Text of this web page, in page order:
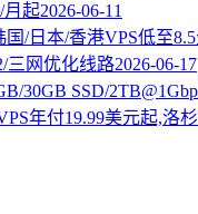
月起2026-06-11
三网优化线路2026-06-17